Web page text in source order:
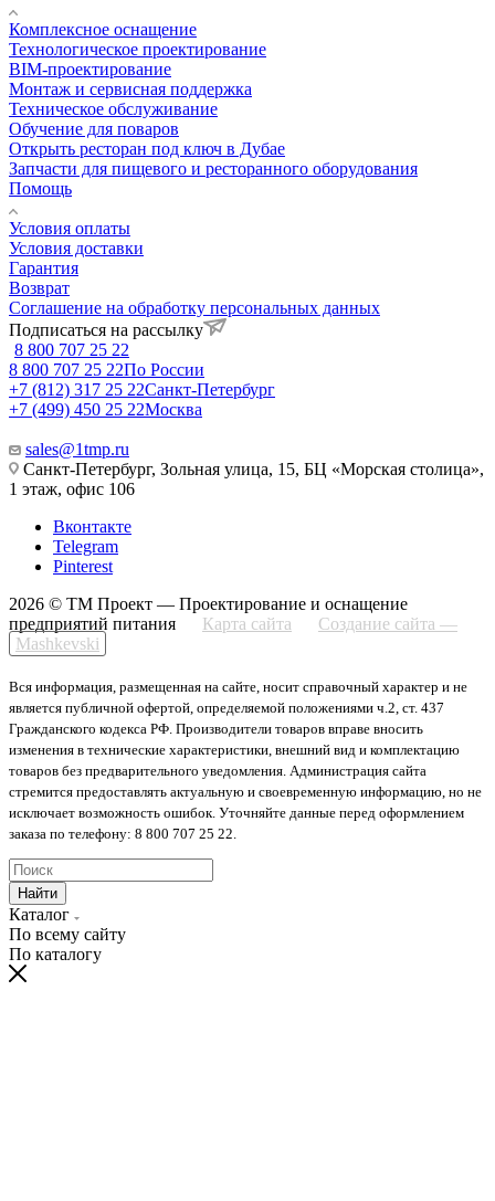
Комплексное оснащение
Технологическое проектирование
BIM-проектирование
Монтаж и сервисная поддержка
Техническое обслуживание
Обучение для поваров
Открыть ресторан под ключ в Дубае
Запчасти для пищевого и ресторанного оборудования
Помощь
Условия оплаты
Условия доставки
Гарантия
Возврат
Соглашение на обработку персональных данных
Подписаться на рассылку
8 800 707 25 22
8 800 707 25 22По России
+7 (812) 317 25 22Санкт-Петербург
+7 (499) 450 25 22Москва
sales@1tmp.ru
Санкт-Петербург, Зольная улица, 15, БЦ «Морская столица»,
1 этаж, офис 106
Вконтакте
Telegram
Pinterest
2026 © ТМ Проект — Проектирование и оснащение
предприятий питания
Карта сайта
Создание сайта —
Mashkevski
Вся информация, размещенная на сайте, носит справочный характер и не
является публичной офертой, определяемой положениями ч.2, ст. 437
Гражданского кодекса РФ. Производители товаров вправе вносить
изменения в технические характеристики, внешний вид и комплектацию
товаров без предварительного уведомления. Администрация сайта
стремится предоставлять актуальную и своевременную информацию, но не
исключает возможность ошибок. Уточняйте данные перед оформлением
заказа по телефону: 8 800 707 25 22.
Найти
Каталог
По всему сайту
По каталогу